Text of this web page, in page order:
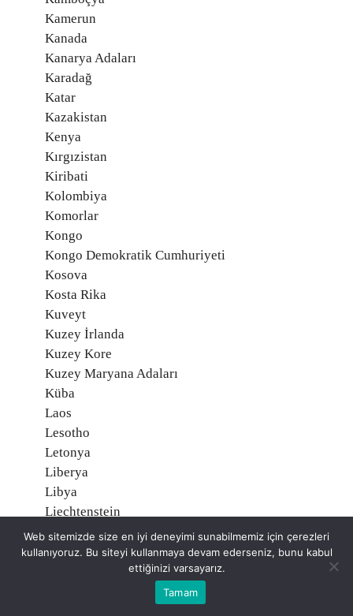
Kamerun
Kanada
Kanarya Adaları
Karadağ
Katar
Kazakistan
Kenya
Kırgızistan
Kiribati
Kolombiya
Komorlar
Kongo
Kongo Demokratik Cumhuriyeti
Kosova
Kosta Rika
Kuveyt
Kuzey İrlanda
Kuzey Kore
Kuzey Maryana Adaları
Küba
Laos
Lesotho
Letonya
Liberya
Libya
Liechtenstein
Litvanya
Lübnan
Web sitemizde size en iyi deneyimi sunabilmemiz için çerezleri
kullanıyoruz. Bu siteyi kullanmaya devam ederseniz, bunu kabul
ettiğinizi varsayarız.
Tamam